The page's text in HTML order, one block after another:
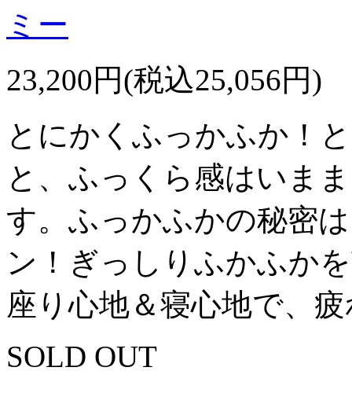
ミー
23,200円(税込25,056円)
とにかくふっかふか！
と、ふっくら感はいま
す。ふっかふかの秘密
ン！ぎっしりふかふか
座り心地＆寝心地で、
SOLD OUT